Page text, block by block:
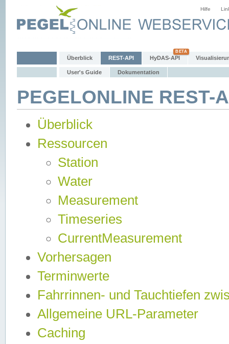
Hilfe
Überblick REST-API HyDAS-API
User's Guide Dokumentation
PEGELONLINE
Überblick
Ressourcen
Station
Water
Measurement
Timeseries
CurrentMeasurement
Vorhersagen
Terminwerte
Fahrrinnen- und Tauchtiefen
Allgemeine URL-Parameter
Caching